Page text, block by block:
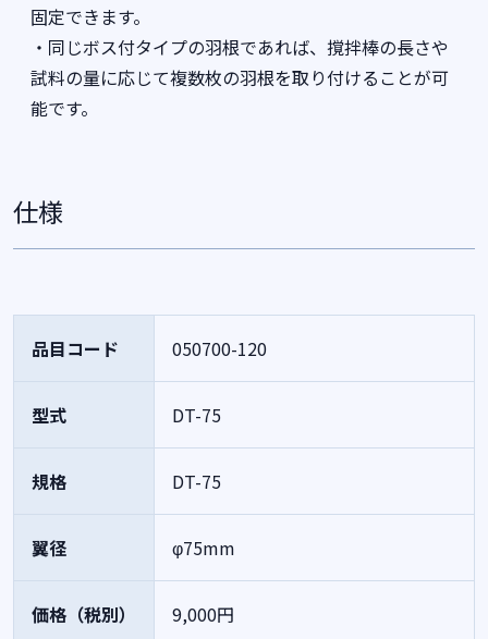
固定できます。
・同じボス付タイプの羽根であれば、撹拌棒の長さや
試料の量に応じて複数枚の羽根を取り付けることが可
能です。
仕様
品目コード 050700-120
型式 DT-75
規格 DT-75
翼径 φ75mm
価格（税別） 9,000円